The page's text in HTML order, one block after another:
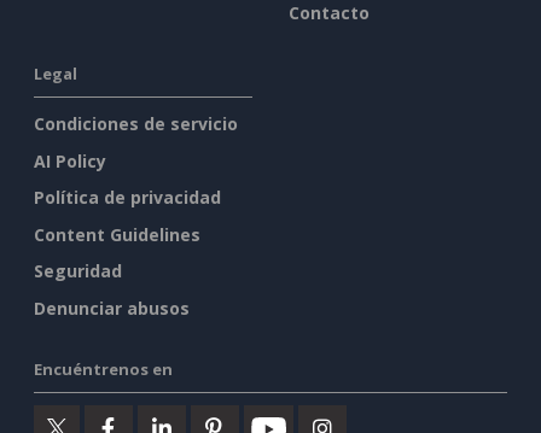
Contacto
Legal
Condiciones de servicio
AI Policy
Política de privacidad
Content Guidelines
Seguridad
Denunciar abusos
Encuéntrenos en